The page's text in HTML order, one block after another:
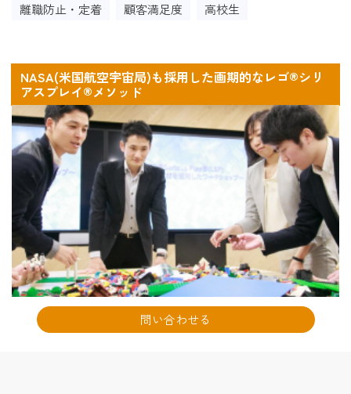
離職防止・定着
顧客満足度 高校生
NASA(米国航空宇宙局)も採用した画期的なレゴ®シリ
アスプレイ®メソッド
問い合わせる